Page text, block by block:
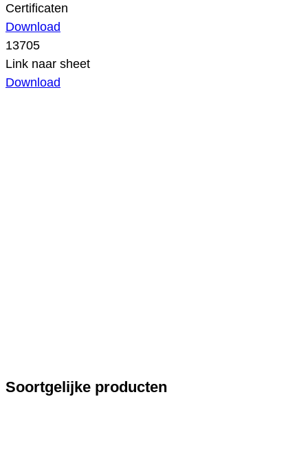
Certificaten
Download
13705
Link naar sheet
Download
Soortgelijke producten